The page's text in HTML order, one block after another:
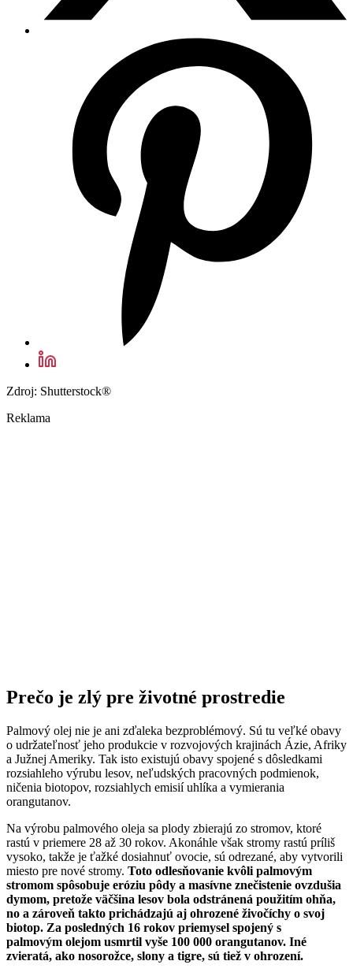
Zdroj: Shutterstock®
Reklama
Prečo je zlý pre životné prostredie
Palmový olej nie je ani zďaleka bezproblémový. Sú tu veľké obavy
o udržateľnosť jeho produkcie v rozvojových krajinách Ázie, Afriky
a Južnej Ameriky. Tak isto existujú obavy spojené s dôsledkami
rozsiahleho výrubu lesov, neľudských pracovných podmienok,
ničenia biotopov, rozsiahlych emisií uhlíka a vymierania
orangutanov.
Na výrobu palmového oleja sa plody zbierajú zo stromov, ktoré
rastú v priemere 28 až 30 rokov. Akonáhle však stromy rastú príliš
vysoko, takže je ťažké dosiahnuť ovocie, sú odrezané, aby vytvorili
miesto pre nové stromy. Toto odlesňovanie kvôli palmovým
stromom spôsobuje eróziu pôdy a masívne znečistenie ovzdušia
dymom, pretože väčšina lesov bola odstránená použitím ohňa,
no a zároveň takto prichádzajú aj ohrozené živočíchy o svoj
biotop. Za posledných 16 rokov priemysel spojený s
palmovým olejom usmrtil vyše 100 000 orangutanov. Iné
zvieratá, ako nosorožce, slony a tigre, sú tiež v ohrození.